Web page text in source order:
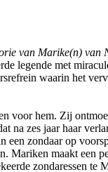
van Marike(n) van
legende met
waarin het
voor hem. Zij
zes jaar haar
een zondaar op
Mariken maakt een
zondaressen te